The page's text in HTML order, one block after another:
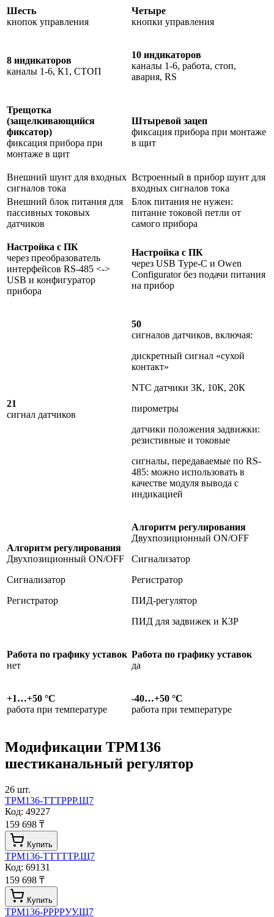
Шесть
кнопок управления
Четыре
кнопки управления
8 индикаторов
каналы 1-6, К1, СТОП
10 индикаторов
каналы 1-6, работа, стоп,
авария, RS
Трещотка
(защелкивающийся
фиксатор)
фиксация прибора при
монтаже в щит
Штыревой зацеп
фиксация прибора при монтаже
в щит
Внешний шунт для входных
сигналов тока
Встроенный в прибор шунт для
входных сигналов тока
Внешний блок питания для
пассивных токовых
датчиков
Блок питания не нужен:
питание токовой петли от
самого прибора
Настройка с ПК
через преобразователь
интерфейсов RS-485 <->
USB и конфигуратор
прибора
Настройка с ПК
через USB Type-C и Owen
Configurator без подачи питания
на прибор
21
сигнал датчиков
50
сигналов датчиков, включая:
дискретный сигнал «сухой
контакт»
NTC датчики 3К, 10К, 20К
пирометры
датчики положения задвижки:
резистивные и токовые
сигналы, передаваемые по RS-
485: можно использовать в
качестве модуля вывода с
индикацией
Алгоритм регулирования
Двухпозиционный ON/OFF
Сигнализатор
Регистратор
Алгоритм регулирования
Двухпозиционный ON/OFF
Сигнализатор
Регистратор
ПИД-регулятор
ПИД для задвижек и КЗР
Работа по графику уставок
нет
Работа по графику уставок
да
+1…+50 °С
работа при температуре
-40…+50 °С
работа при температуре
Модификации ТРМ136
шестиканальный регулятор
26 шт.
ТРМ136-ТТТРРР.Щ7
Код: 49227
159 698 ₸
Купить
ТРМ136-ТТТТТР.Щ7
Код: 69131
159 698 ₸
Купить
ТРМ136-РРРРУУ.Щ7